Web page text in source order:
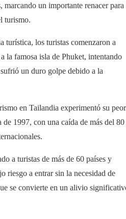
marcando un importante renacer para
turismo.
turística, los turistas comenzaron a
la famosa isla de Phuket, intentando
un duro golpe debido a la
en Tailandia experimentó su peor
de 1997, con una caída de más del 80
a turistas de más de 60 países y
riesgo a entrar sin la necesidad de
se convierte en un alivio